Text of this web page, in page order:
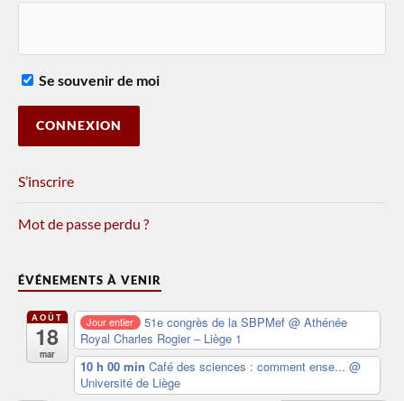
Se souvenir de moi
S’inscrire
Mot de passe perdu ?
ÉVÉNEMENTS À VENIR
AOÛT
18
mar
Jour entier 51e congrès de la SBPMef@ Athénée
Royal Charles Rogier – Liège 1
10 h 00 min Café des sciences : comment ense... @
Université de Liège